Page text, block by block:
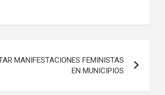
MANIFESTACIONES FEMINISTAS
EN MUNICIPIOS